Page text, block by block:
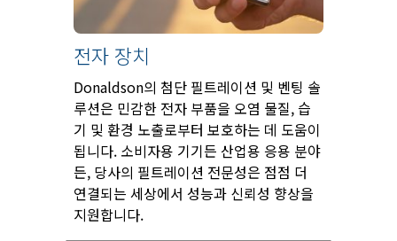
전자 장치
Donaldson의 첨단 필트레이션 및 벤팅 솔
루션은 민감한 전자 부품을 오염 물질, 습
기 및 환경 노출로부터 보호하는 데 도움이
됩니다. 소비자용 기기든 산업용 응용 분야
든, 당사의 필트레이션 전문성은 점점 더
연결되는 세상에서 성능과 신뢰성 향상을
지원합니다.